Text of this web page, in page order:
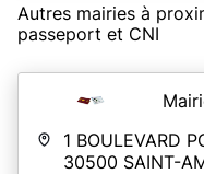
Autres mairies à
passeport et CNI
1 BOULEVARD
30500 SAINT-